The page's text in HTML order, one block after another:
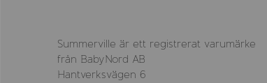
Summerville är ett registrerat varumärke
från BabyNord AB
Hantverksvägen 6